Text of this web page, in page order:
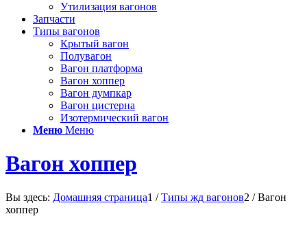
Утилизация вагонов
Запчасти
Типы вагонов
Крытый вагон
Полувагон
Вагон платформа
Вагон хоппер
Вагон думпкар
Вагон цистерна
Изотермический вагон
Меню Меню
Вагон хоппер
Вы здесь: Домашняя страница1 / Типы жд вагонов2 / Вагон
хоппер